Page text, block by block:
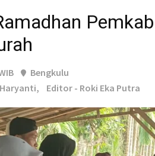
Bengkulu
Editor - Roki Eka Putra